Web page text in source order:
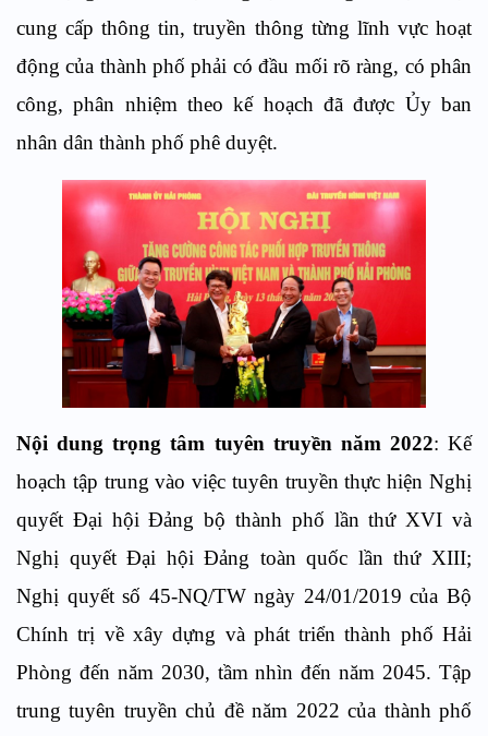
cung cấp thông tin, truyền thông từng lĩnh vực hoạt
động của thành phố phải có đầu mối rõ ràng, có phân
công, phân nhiệm theo kế hoạch đã được Ủy ban
nhân dân thành phố phê duyệt.
Nội dung trọng tâm tuyên truyền năm 2022: Kế
hoạch tập trung vào việc tuyên truyền thực hiện Nghị
quyết Đại hội Đảng bộ thành phố lần thứ XVI và
Nghị quyết Đại hội Đảng toàn quốc lần thứ XIII;
Nghị quyết số 45-NQ/TW ngày 24/01/2019 của Bộ
Chính trị về xây dựng và phát triển thành phố Hải
Phòng đến năm 2030, tầm nhìn đến năm 2045. Tập
trung tuyên truyền chủ đề năm 2022 của thành phố